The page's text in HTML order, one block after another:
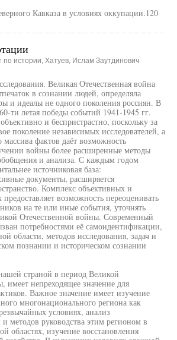
Кавказа в условиях оккупации.120
по истории, Хатуев, Ислам Заутдинович
Великая Отечественная война
в сознании людей, определяла
и идеалы не одного поколения россиян. В
ти летая победы событий 1941-1945 гг.
и беспристрастно, поскольку за
поколение независимых исследователей, а
фактов даёт возможность
войны более расширенные методы
и анализа. С каждым годом
источниковая база:
документы, расширяется
Комплекс объективных и
возможность переоценивать
на те или иные события, уточнять
Отечественной войны. Современный
потребностями её самоидентификации,
области, методов исследования, задач и
познании и историческом сознании
страной в период Великой
имеет непреходящее значение для
Важное значение имеет изучение
многонационального региона как
условиях, анализ
методов руководства этим регионом в
областях, изучение восстановления